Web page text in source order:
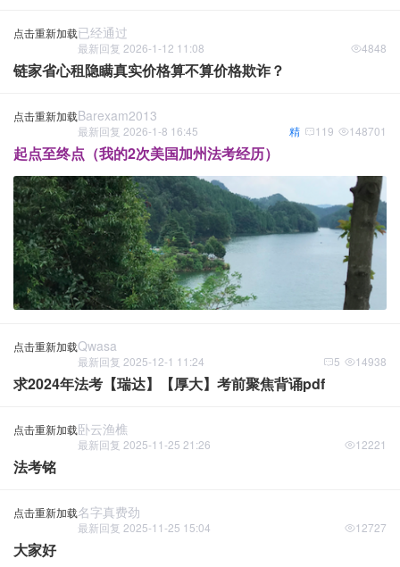
点击重新加载已经通过
最新回复 2026-1-12 11:08 4848
链家省心租隐瞒真实价格算不算价格欺诈？
点击重新加载Barexam2013
最新回复 2026-1-8 16:45 148701
119
精
起点至终点（我的2次美国加州法考经历）
点击重新加载Qwasa
最新回复 2025-12-1 11:24 14938
5
求2024年法考【瑞达】【厚大】考前聚焦背诵pdf
点击重新加载卧云渔樵
最新回复 2025-11-25 21:26 12221
法考铭
点击重新加载名字真费劲
最新回复 2025-11-25 15:04 12727
大家好